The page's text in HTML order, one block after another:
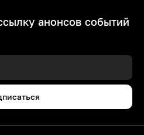
анонсов событий